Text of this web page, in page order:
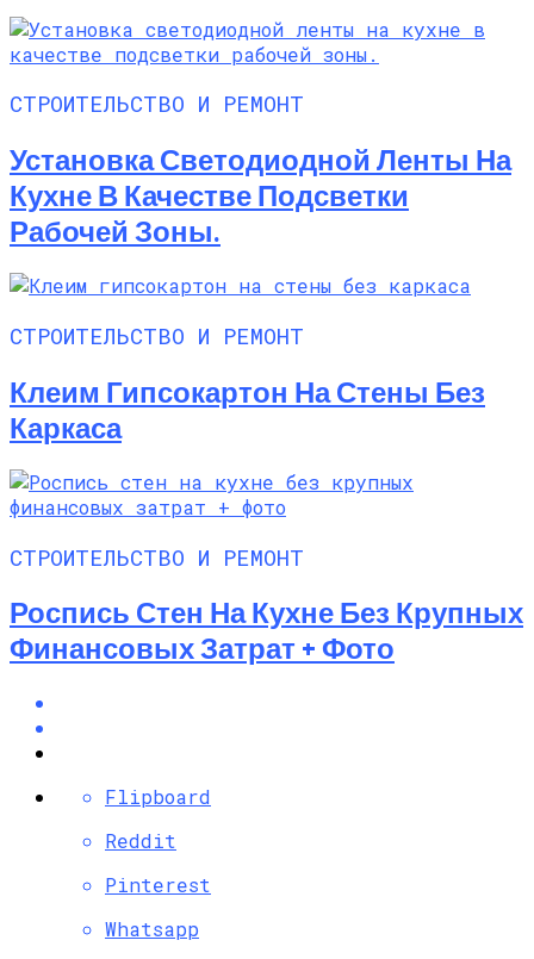
СТРОИТЕЛЬСТВО И РЕМОНТ
Установка Светодиодной Ленты На
Кухне В Качестве Подсветки
Рабочей Зоны.
СТРОИТЕЛЬСТВО И РЕМОНТ
Клеим Гипсокартон На Стены Без
Каркаса
СТРОИТЕЛЬСТВО И РЕМОНТ
Роспись Стен На Кухне Без Крупных
Финансовых Затрат + Фото
Flipboard
Reddit
Pinterest
Whatsapp